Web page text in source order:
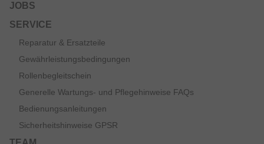
JOBS
SERVICE
Reparatur & Ersatzteile
Gewährleistungsbedingungen
Rollenbegleitschein
Generelle Wartungs- und Pflegehinweise FAQs
Bedienungsanleitungen
Sicherheitshinweise GPSR